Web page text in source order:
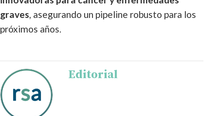
graves, asegurando un pipeline robusto para los
próximos años.
Editorial